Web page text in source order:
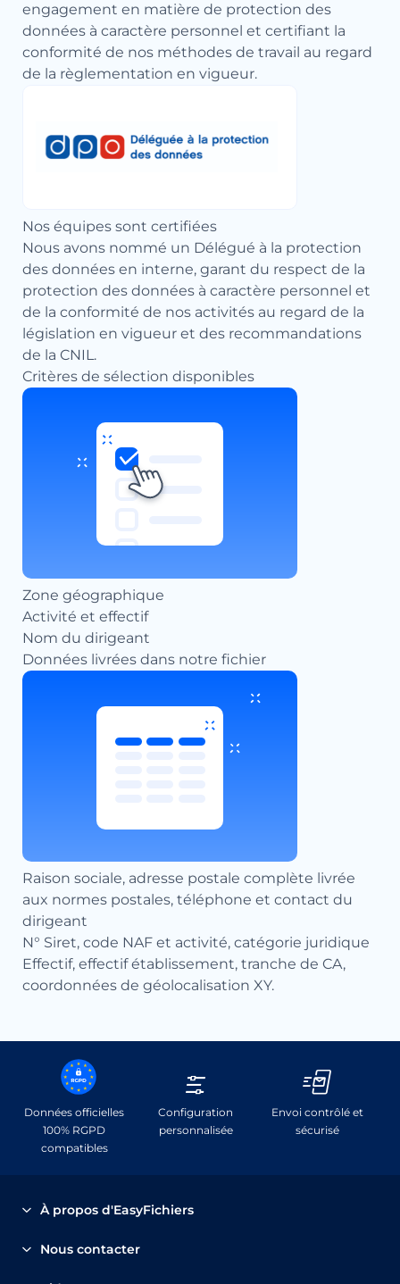
engagement en matière de protection des
données à caractère personnel et certifiant la
conformité de nos méthodes de travail au regard
de la règlementation en vigueur.
Nos équipes sont certifiées
Nous avons nommé un Délégué à la protection
des données en interne, garant du respect de la
protection des données à caractère personnel et
de la conformité de nos activités au regard de la
législation en vigueur et des recommandations
de la CNIL.
Critères de sélection disponibles
Zone géographique
Activité et effectif
Nom du dirigeant
Données livrées dans notre fichier
Raison sociale, adresse postale complète livrée
aux normes postales, téléphone et contact du
dirigeant
N° Siret, code NAF et activité, catégorie juridique
Effectif, effectif établissement, tranche de CA,
coordonnées de géolocalisation XY.
Données officielles
100% RGPD
compatibles
Configuration
personnalisée
Envoi contrôlé et
sécurisé
À propos d'EasyFichiers
TPE/PME et les entreprises à réseaux; il permet d’acheter
Nous contacter